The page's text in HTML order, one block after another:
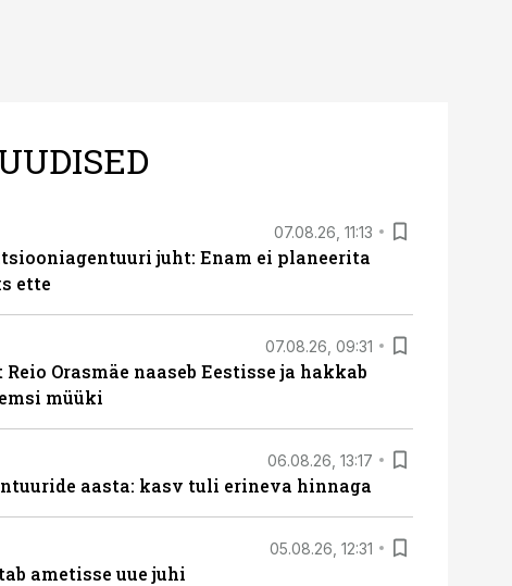
07.08.26, 11:13
juht: Enam ei planeerita
ette
07.08.26, 09:31
Orasmäe naaseb Eestisse ja hakkab
müüki
06.08.26, 13:17
aasta: kasv tuli erineva hinnaga
05.08.26, 12:31
ametisse uue juhi